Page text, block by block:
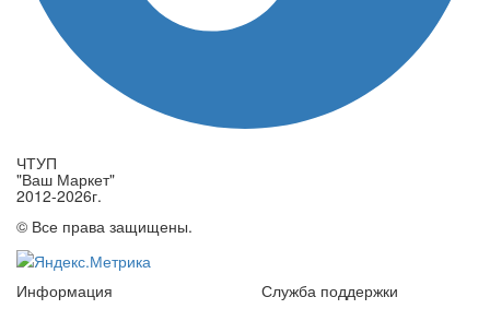
ЧТУП
"Ваш Маркет"
2012-2026г.
© Все права защищены.
Информация
Служба поддержки